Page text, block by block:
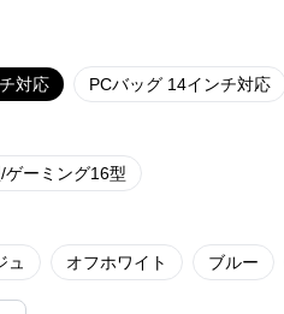
対応 PCバッグ 14インチ対応
ゲーミング16型
ュ オフホワイト ブルー